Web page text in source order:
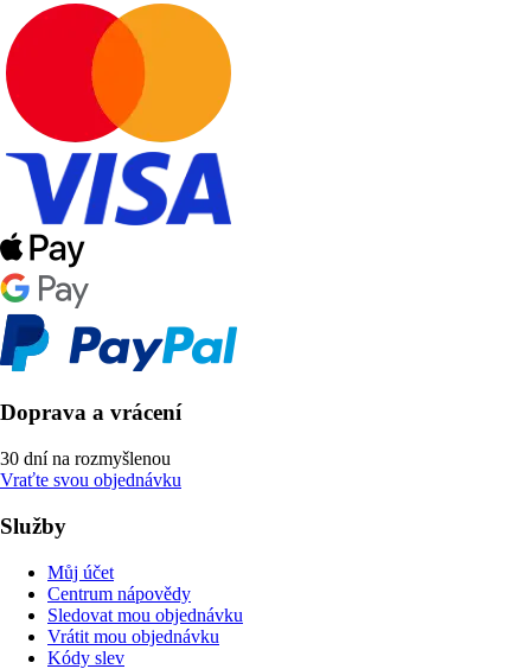
Doprava a vrácení
30 dní na rozmyšlenou
Vraťte svou objednávku
Služby
Můj účet
Centrum nápovědy
Sledovat mou objednávku
Vrátit mou objednávku
Kódy slev